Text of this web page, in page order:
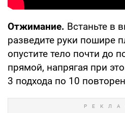
Отжимание. Встаньте в
разведите руки пошире
опустите тело почти до
прямой, напрягая при
3 подхода по 10